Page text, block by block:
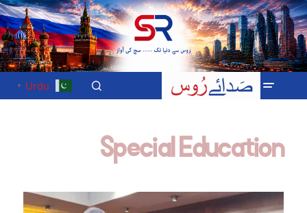
Urdu
▼
Special Education